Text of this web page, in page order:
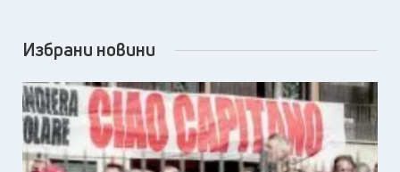
Избрани новини